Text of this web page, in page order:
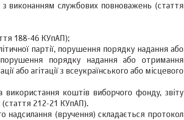
з виконанням службових повноважень (стаття
188-46 КУпАП);
партії, порушення порядку надання або
порушення порядку надання або отримання
або агітації з всеукраїнського або місцевого
коштів виборчого фонду, звіту
(стаття 212-21 КУпАП).
надсилання (вручення) складається протокол